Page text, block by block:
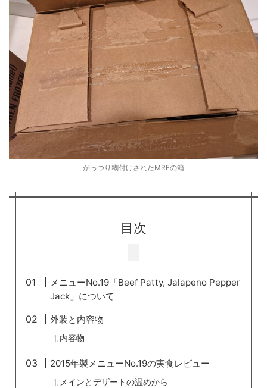
がっつり糊付けされたMREの箱
目次
メニューNo.19「Beef Patty, Jalapeno Pepper
Jack」について
外装と内容物
内容物
2015年製メニューNo.19の実食レビュー
メインとデザートの温めから